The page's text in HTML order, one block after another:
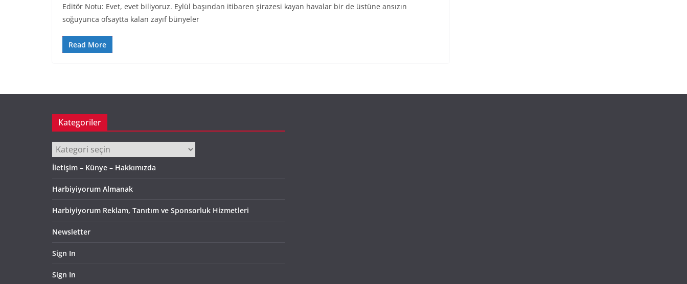
Editör Notu: Evet, evet biliyoruz. Eylül başından itibaren şirazesi kayan havalar bir de üstüne ansızın
soğuyunca ofsaytta kalan zayıf bünyeler
Read More
Kategoriler
Kategoriler
İletişim – Künye – Hakkımızda
Harbiyiyorum Almanak
Harbiyiyorum Reklam, Tanıtım ve Sponsorluk Hizmetleri
Newsletter
Sign In
Sign In